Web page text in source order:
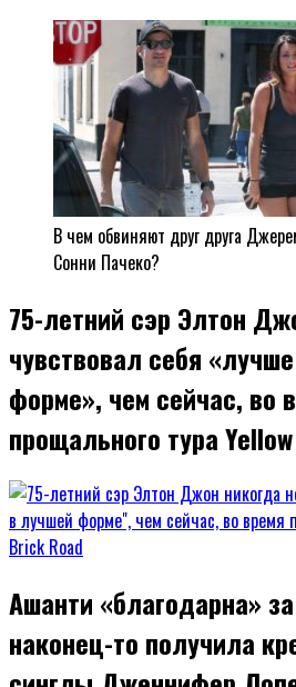
В чем обвиняют друг друга
Сонни Пачеко?
75-летний сэр Элтон
чувствовал себя
форме», чем сейчас, во
прощального тура
Ашанти «благодарна»
наконец-то получила